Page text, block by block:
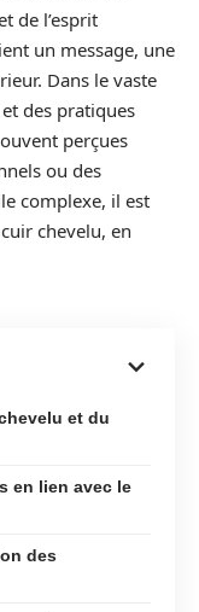
de l’esprit
un message, une
Dans le vaste
des pratiques
perçues
ou des
complexe, il est
chevelu, en
et du
en lien avec le
des